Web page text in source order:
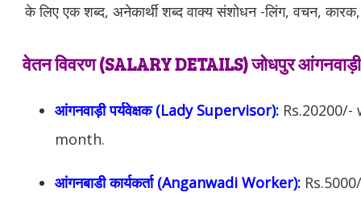
के लिए एक शब्द, अनेकार्थी शब्द वाक्य संशोधन -लिंग, वचन,
वेतन विवरण (SALARY DETAILS) जोधपुर आंगनवाड़ी
आंगनवाड़ी पर्यवेक्षक (Lady Supervisor):
month.
आंगनबाडी कार्यकर्ता (Anganwadi Worker):